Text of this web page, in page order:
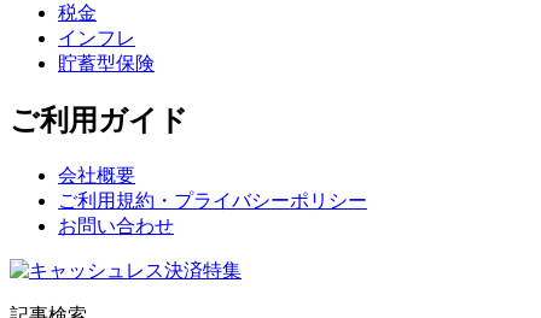
税金
インフレ
貯蓄型保険
ご利用ガイド
会社概要
ご利用規約・プライバシーポリシー
お問い合わせ